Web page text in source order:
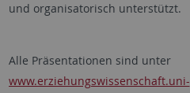
und organisatorisch unterstützt.
Alle Präsentationen sind unter
www.erziehungswissenschaft.uni-